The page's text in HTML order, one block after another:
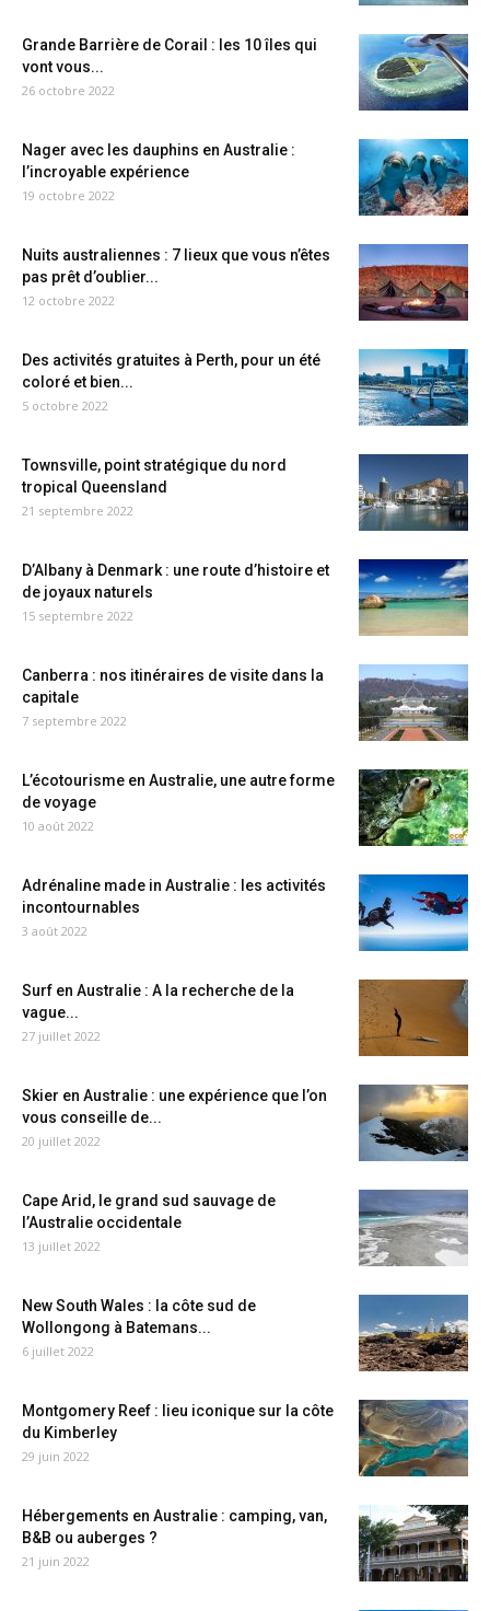
Grande Barrière de Corail : les 10 îles qui
vont vous...
26 octobre 2022
Nager avec les dauphins en Australie :
l’incroyable expérience
19 octobre 2022
Nuits australiennes : 7 lieux que vous n’êtes
pas prêt d’oublier...
12 octobre 2022
Des activités gratuites à Perth, pour un été
coloré et bien...
5 octobre 2022
Townsville, point stratégique du nord
tropical Queensland
21 septembre 2022
D’Albany à Denmark : une route d’histoire et
de joyaux naturels
15 septembre 2022
Canberra : nos itinéraires de visite dans la
capitale
7 septembre 2022
L’écotourisme en Australie, une autre forme
de voyage
10 août 2022
Adrénaline made in Australie : les activités
incontournables
3 août 2022
Surf en Australie : A la recherche de la
vague...
27 juillet 2022
Skier en Australie : une expérience que l’on
vous conseille de...
20 juillet 2022
Cape Arid, le grand sud sauvage de
l’Australie occidentale
13 juillet 2022
New South Wales : la côte sud de
Wollongong à Batemans...
6 juillet 2022
Montgomery Reef : lieu iconique sur la côte
du Kimberley
29 juin 2022
Hébergements en Australie : camping, van,
B&B ou auberges ?
21 juin 2022